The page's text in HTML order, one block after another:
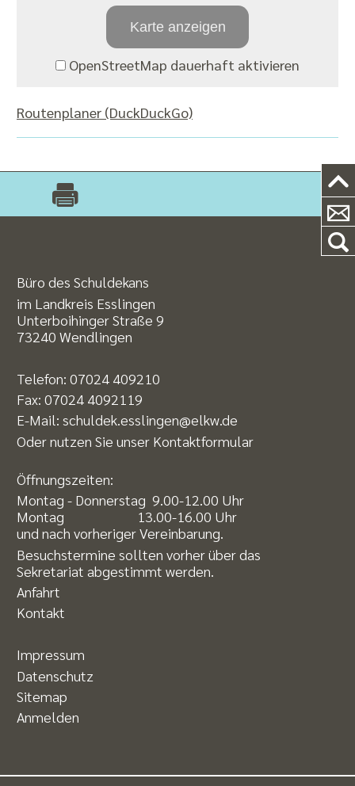
Karte anzeigen
OpenStreetMap dauerhaft aktivieren
Routenplaner (DuckDuckGo)
Büro des Schuldekans
im Landkreis Esslingen
Unterboihinger Straße 9
73240 Wendlingen
Telefon: 07024 409210
Fax: 07024 4092119
E-Mail: schuldek.esslingen@elkw.de
Oder nutzen Sie unser Kontaktformular
Öffnungszeiten:
Montag - Donnerstag 9.00-12.00 Uhr
Montag 13.00-16.00 Uhr
und nach vorheriger Vereinbarung.
Besuchstermine sollten vorher über das
Sekretariat abgestimmt werden.
Anfahrt
Kontakt
Impressum
Datenschutz
Sitemap
Anmelden